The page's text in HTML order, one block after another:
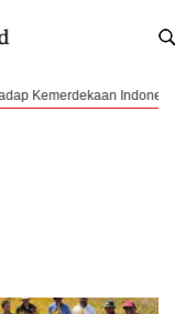
Indonesia